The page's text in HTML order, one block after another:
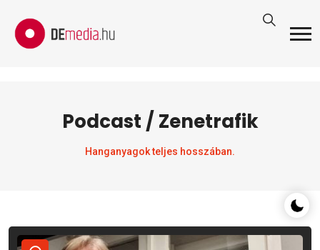
Podcast / Zenetrafik
Hanganyagok teljes hosszában.